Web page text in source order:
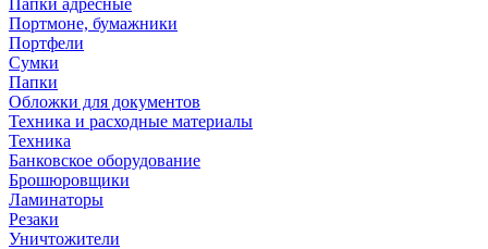
Папки адресные
Портмоне, бумажники
Портфели
Сумки
Папки
Обложки для документов
Техника и расходные материалы
Техника
Банковское оборудование
Брошюровщики
Ламинаторы
Резаки
Уничтожители